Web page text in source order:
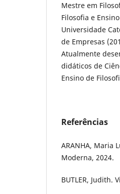
Mestre em
Filosofia e
Universidade
de Empresas
Atualmente
didáticos de
Ensino de
Referências
ARANHA, Maria
Moderna, 2024.
BUTLER, Judith.